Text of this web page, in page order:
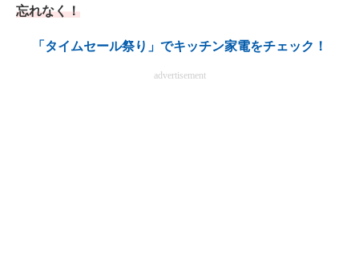
製造業のIT導入・活用を支援
モノづくり技術者専門サイト
忘れなく！
「タイムセール祭り」でキッチン家電をチェック！
advertisement